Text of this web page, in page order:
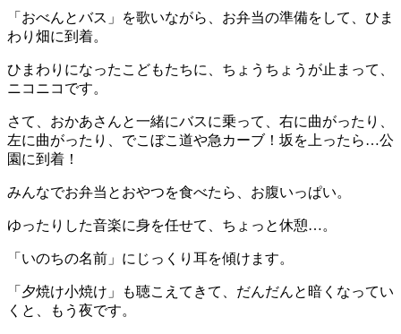
「おべんとバス」を歌いながら、お弁当の準備をして、ひま
わり畑に到着。
ひまわりになったこどもたちに、ちょうちょうが止まって、
ニコニコです。
さて、おかあさんと一緒にバスに乗って、右に曲がったり、
左に曲がったり、でこぼこ道や急カーブ！坂を上ったら…公
園に到着！
みんなでお弁当とおやつを食べたら、お腹いっぱい。
ゆったりした音楽に身を任せて、ちょっと休憩…。
「いのちの名前」にじっくり耳を傾けます。
「夕焼け小焼け」も聴こえてきて、だんだんと暗くなってい
くと、もう夜です。